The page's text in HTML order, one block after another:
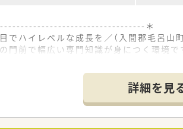
＊
でハイレベルな成長を／（入間郡毛呂山
門前で幅広い専門知識が身につく環境
＊
入間郡毛呂山町に位置しており、JR八高
ある大学病院の門前薬局として、1日あ
科をはじめガン疾患関連など総合科目
詳細を見